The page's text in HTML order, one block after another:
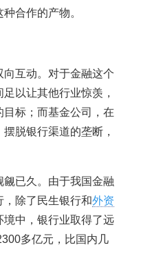
合作的产物。
互动。对于金融这个
以让其他行业惊羡，
标；而基金公司，在
脱银行渠道的垄断，
已久。由于我国金融
除了民生银行和外资
境中，银行业取得了远
多亿元，比国内几